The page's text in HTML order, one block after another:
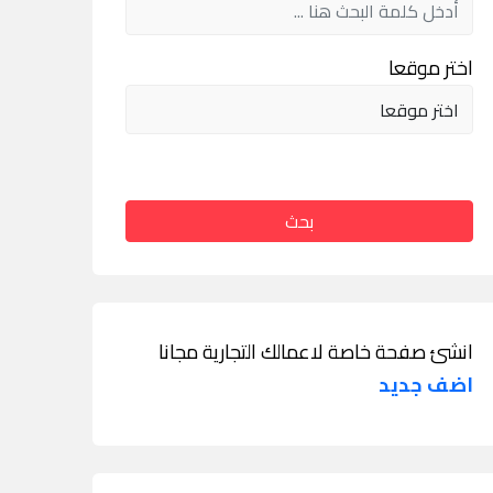
اختر موقعا
بحث
انشئ صفحة خاصة لاعمالك التجارية مجانا
اضف جديد